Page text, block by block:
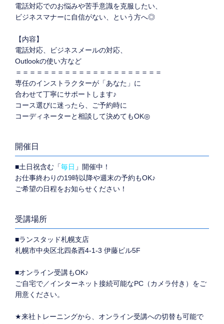
電話対応でのお悩みや苦手意識を克服したい、
ビジネスマナーに自信がない、という方へ◎
【内容】
電話対応、ビジネスメールの対応、
Outlookの使い方など
＝＝＝＝＝＝＝＝＝＝＝＝＝＝＝＝＝＝＝＝＝
専任のインストラクターが「あなた」に
合わせて丁寧にサポートします♪
コース選びに迷ったら、ご予約時に
コーディネーターと相談して決めてもOK◎
開催日
■土日祝含む「毎日 」開催中！
お仕事終わりの19時以降や週末の予約もOK♪
ご希望の日程をお知らせください！
受講場所
■ランスタッド札幌支店
札幌市中央区北四条西4-1-3 伊藤ビル5F
■オンライン受講もOK♪
ご自宅で／インターネット接続可能なPC（カメラ付き）をご
用意ください。
★来社トレーニングから、オンライン受講への切替も可能で